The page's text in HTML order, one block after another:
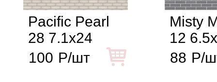
Pacific Pearl
28 7.1x24
100 Р/шт
Misty
12
88 Р/